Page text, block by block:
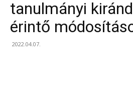
tanulmányi
érintő
2022.04.07.